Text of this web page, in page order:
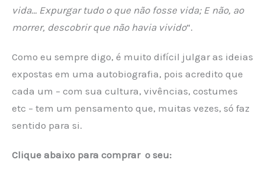
vida… Expurgar tudo o que não fosse vida; E não, ao
morrer, descobrir que não havia vivido“.
Como eu sempre digo, é muito difícil julgar as ideias
expostas em uma autobiografia, pois acredito que
cada um – com sua cultura, vivências, costumes
etc – tem um pensamento que, muitas vezes, só faz
sentido para si.
Clique abaixo para comprar o seu: